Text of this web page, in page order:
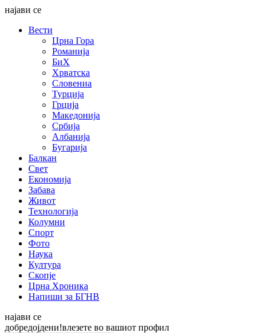
најави се
Вести
Црна Гора
Романија
БиХ
Хрватска
Словениа
Турција
Грција
Македонија
Србија
Албанија
Бугарија
Балкан
Свет
Економија
Забава
Живот
Технологија
Колумни
Спорт
Фото
Наука
Култура
Скопје
Црна Хроника
Напиши за БГНВ
најави се
добредојдени!влезете во вашиот профил